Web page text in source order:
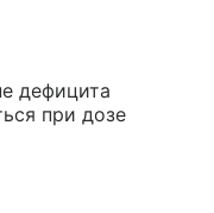
дефицита
при дозе